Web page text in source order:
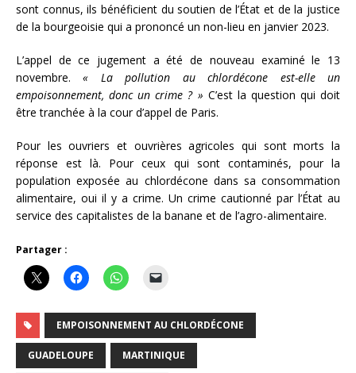
sont connus, ils bénéficient du soutien de l’État et de la justice
de la bourgeoisie qui a prononcé un non-lieu en janvier 2023.
L’appel de ce jugement a été de nouveau examiné le 13
novembre.« La pollution au chlordécone est-elle un
empoisonnement, donc un crime ? » C’est la question qui doit
être tranchée à la cour d’appel de Paris.
Pour les ouvriers et ouvrières agricoles qui sont morts la
réponse est là. Pour ceux qui sont contaminés, pour la
population exposée au chlordécone dans sa consommation
alimentaire, oui il y a crime. Un crime cautionné par l’État au
service des capitalistes de la banane et de l’agro-alimentaire.
Partager :
EMPOISONNEMENT AU CHLORDÉCONE
GUADELOUPE MARTINIQUE